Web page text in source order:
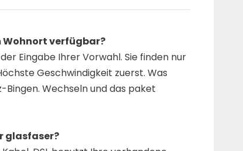
verfügbar?
Eingabe Ihrer Vorwahl. Sie finden nur
Geschwindigkeit zuerst. Was
Wechseln und das paket
glasfaser?